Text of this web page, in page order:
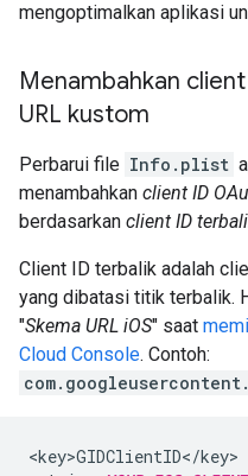
mengoptimalkan aplikasi
Menambahkan
URL kustom
Perbarui file Info.plist
menambahkan client ID
berdasarkan client ID
Client ID terbalik adalah
yang dibatasi titik terbalik.
"Skema URL iOS" saat
Cloud Console. Contoh:
<key>GIDClientID</key>